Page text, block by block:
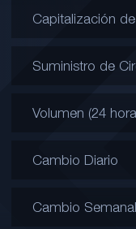
Capitalización
Suministro de
Volumen (24
Cambio Diario
Cambio Semanal